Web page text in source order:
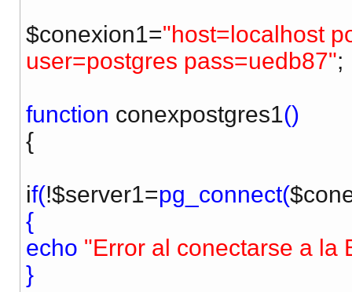
$conexion1="host=localhost
user=postgres pass=uedb87";
function conexpostgres1()
{
if(!$server1=pg_connect(
{
echo "Error al conectarse a la
}